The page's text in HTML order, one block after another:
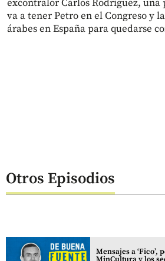
excontralor Carlos Rodríguez, una
va a tener Petro en el Congreso y
árabes en España para quedarse
Otros Episodios
Mensajes a ‘Fico’,
MinCultura y los